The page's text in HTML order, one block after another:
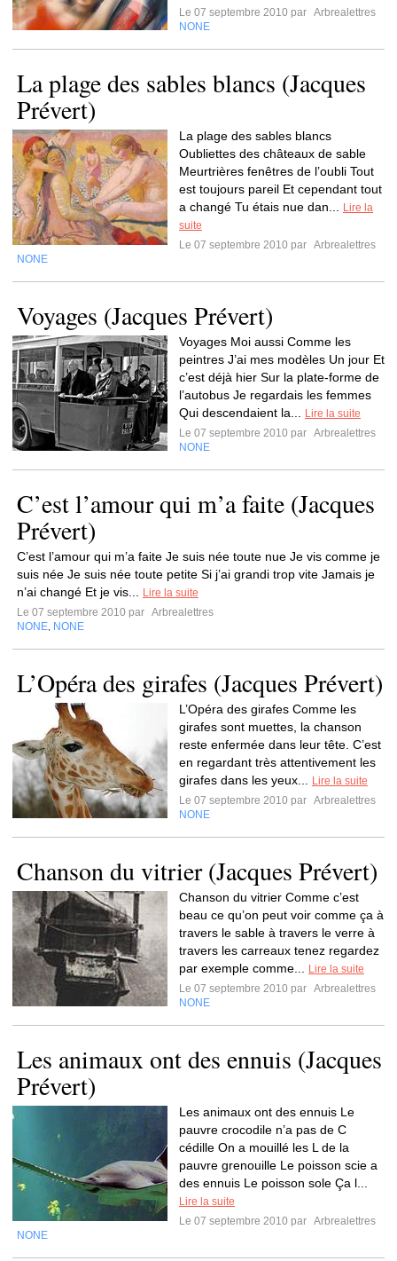
Le 07 septembre 2010 par Arbrealettres
NONE
La plage des sables blancs (Jacques
Prévert)
La plage des sables blancs
Oubliettes des châteaux de sable
Meurtrières fenêtres de l’oubli Tout
est toujours pareil Et cependant tout
a changé Tu étais nue dan...
Lire la
suite
Le 07 septembre 2010 par Arbrealettres
NONE
Voyages (Jacques Prévert)
Voyages Moi aussi Comme les
peintres J’ai mes modèles Un jour Et
c’est déjà hier Sur la plate-forme de
l’autobus Je regardais les femmes
Qui descendaient la...
Lire la suite
Le 07 septembre 2010 par Arbrealettres
NONE
C’est l’amour qui m’a faite (Jacques
Prévert)
C’est l’amour qui m’a faite Je suis née toute nue Je vis comme je
suis née Je suis née toute petite Si j’ai grandi trop vite Jamais je
n’ai changé Et je vis...
Lire la suite
Le 07 septembre 2010 par Arbrealettres
NONE NONE
L’Opéra des girafes (Jacques Prévert)
L’Opéra des girafes Comme les
girafes sont muettes, la chanson
reste enfermée dans leur tête. C’est
en regardant très attentivement les
girafes dans les yeux...
Lire la suite
Le 07 septembre 2010 par Arbrealettres
NONE
Chanson du vitrier (Jacques Prévert)
Chanson du vitrier Comme c’est
beau ce qu’on peut voir comme ça à
travers le sable à travers le verre à
travers les carreaux tenez regardez
par exemple comme...
Lire la suite
Le 07 septembre 2010 par Arbrealettres
NONE
Les animaux ont des ennuis (Jacques
Prévert)
Les animaux ont des ennuis Le
pauvre crocodile n’a pas de C
cédille On a mouillé les L de la
pauvre grenouille Le poisson scie a
des ennuis Le poisson sole Ça l...
Lire la suite
Le 07 septembre 2010 par Arbrealettres
NONE